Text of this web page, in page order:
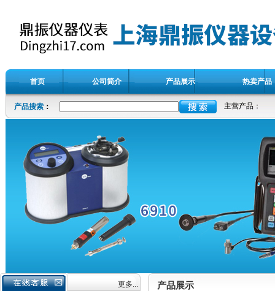
首页 公司简介 产品展示 热卖产品
产品搜索 ： 主营产品：
产品目录 更多... 产品展示